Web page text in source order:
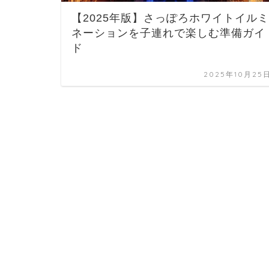
【2025年版】さっぽろホワイトイルミ
ネーションを子連れで楽しむ準備ガイ
ド
2025年10月25